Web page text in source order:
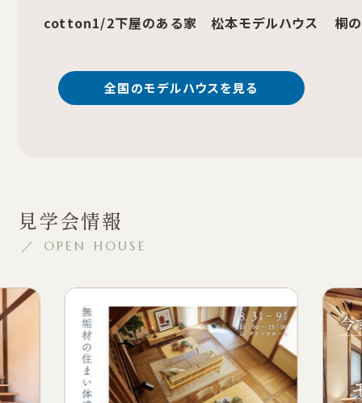
桐の家 はれまち土橋建売住宅（内覧受付中）
全国のモデルハウスを見る
見学会情報
／ OPEN HOUSE